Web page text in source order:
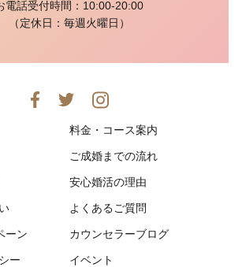
電話受付時間：10:00-20:00
（定休日：毎週火曜日）
料金・コース案内
ご成婚までの流れ
安心婚活の理由
よくあるご質問
ーン カウンセラーブログ
ー イベント